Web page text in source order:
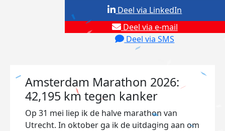
Deel via e-mail
Deel via SMS
Deel via LinkedIn
Amsterdam Marathon 2026:
42,195 km tegen kanker
Op 31 mei liep ik de halve marathon van
Utrecht. In oktober ga ik de uitdaging aan om